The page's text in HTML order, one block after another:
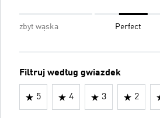
zbyt wąska Perfect
Filtruj według gwiazdek
5 4 3 2